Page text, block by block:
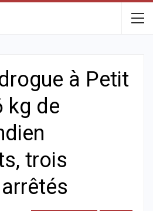
à Petit
kg de
trois